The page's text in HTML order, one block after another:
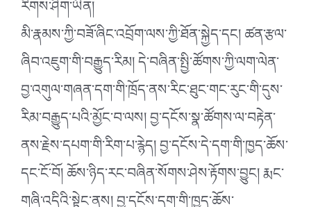
རིགས་ཤིག་ཡིན།
མི་རྣམས་ཀྱི་བཟོ་ཞིང་འབྲོག་ལས་ཀྱི་ཐོན་སྐྱེད་དང། ཚན་རྩལ་
ཞིབ་འཇུག་གི་བརྒྱུད་རིམ། དེ་བཞིན་སྤྱི་ཚོགས་ཀྱི་ལག་ལེན་
བྱ་འགུལ་གཞན་དག་གི་ཁྲོད་ནས་རིང་ཐུང་གང་རུང་གི་དུས་
རིམ་བརྒྱུད་པའི་མྱོང་བ་ལས། བྱ་དངོས་སྣ་ཚོགས་ལ་བརྟེན་
ནས་རྗེས་དཔག་གི་རིག་པ་རྙེད། བྱ་དངོས་དེ་དག་གི་ཁྱད་ཆོས་
དང་ངོ་བོ། ཆོས་ཉིད་རང་བཞིན་སོགས་ཤེས་རྟོགས་བྱུང། རྨང་